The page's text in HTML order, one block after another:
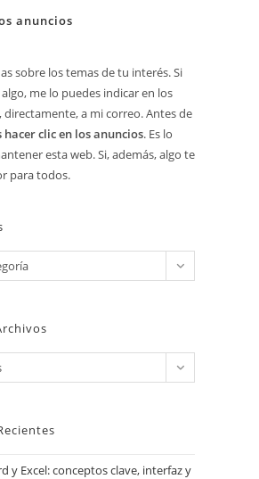
anuncios
sobre los temas de tu interés. Si
me lo puedes indicar en los
a mi correo. Antes de
hacer clic en los anuncios. Es lo
esta web. Si, además, algo te
para todos.
y Excel: conceptos clave, interfaz y